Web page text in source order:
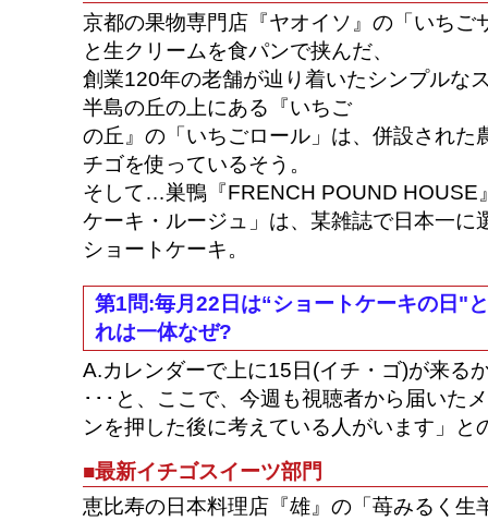
京都の果物専門店『ヤオイソ』の「いちご
と生クリームを食パンで挟んだ、
創業120年の老舗が辿り着いたシンプルな
半島の丘の上にある『いちご
の丘』の「いちごロール」は、併設された
チゴを使っているそう。
そして…巣鴨『FRENCH POUND HOUSE
ケーキ・ルージュ」は、某雑誌で日本一に
ショートケーキ。
第1問:毎月22日は“ショートケーキの日"
れは一体なぜ?
A.カレンダーで上に15日(イチ・ゴ)が来
･･･と、ここで、今週も視聴者から届いた
ンを押した後に考えている人がいます」と
■最新イチゴスイーツ部門
恵比寿の日本料理店『雄』の「苺みるく生